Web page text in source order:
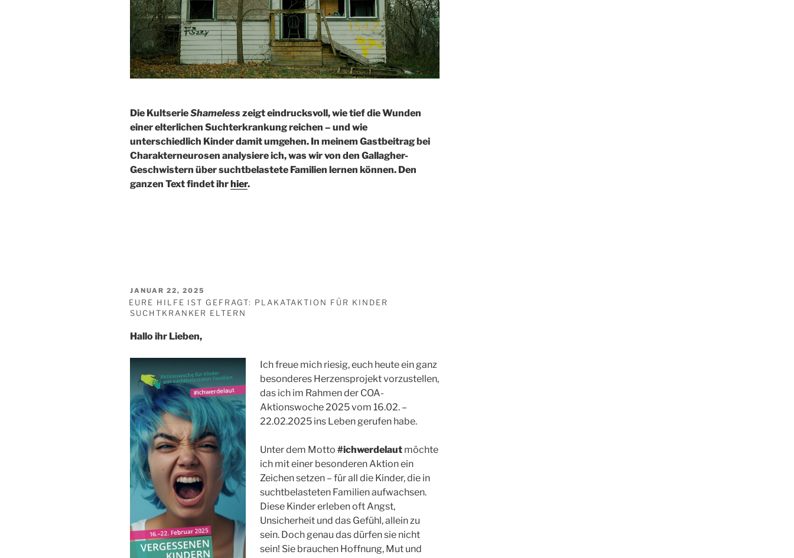
Die KultserieShameless zeigt eindrucksvoll, wie tief die Wunden
einer elterlichen Suchterkrankung reichen – und wie
unterschiedlich Kinder damit umgehen. In meinem Gastbeitrag bei
Charakterneurosen analysiere ich, was wir von den Gallagher-
Geschwistern über suchtbelastete Familien lernen können. Den
ganzen Text findet ihrhier.
VERÖFFENTLICHT
AM
JANUAR 22, 2025
EURE HILFE IST GEFRAGT: PLAKATAKTION FÜR KINDER
SUCHTKRANKER ELTERN
Hallo ihr Lieben,
Ich freue mich riesig, euch heute ein ganz
besonderes Herzensprojekt vorzustellen,
das ich im Rahmen der COA-
Aktionswoche 2025 vom 16.02. –
22.02.2025 ins Leben gerufen habe.
Unter dem Motto #ichwerdelaut möchte
ich mit einer besonderen Aktion ein
Zeichen setzen – für all die Kinder, die in
suchtbelasteten Familien aufwachsen.
Diese Kinder erleben oft Angst,
Unsicherheit und das Gefühl, allein zu
sein. Doch genau das dürfen sie nicht
sein! Sie brauchen Hoffnung, Mut und